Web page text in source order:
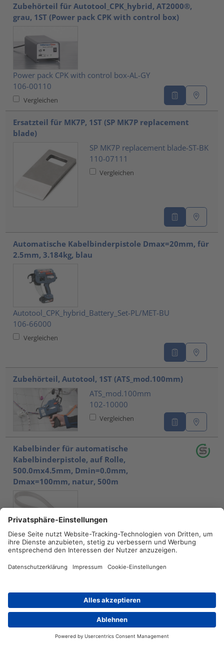
Zubehörteil für Autotool_CPK_hybrid, AT2000®,
grau, 1ST (Power pack CPK with control box)
Power pack CPK with control box-AL-GY
106-00110
Vergleichen
Ersatzteil für MK7P, 1ST (SP MK7P replacement
blade)
SP MK7P replacement blade-ST-BK
110-07111
Vergleichen
Automatische Kabelbinderpistole Dmax=20mm, für
2.5mm, 3.184kg, blau
Autotool_CPK_hybrid_Battery_Set-PL/MET-BU
106-66000
Vergleichen
Zubehörteil, Autotool, 1ST (ATS_mod.100mm)
ATS_mod.100mm
102-10000
Vergleichen
Kabelbinder für automatische
Kabelbinderpistole, auf Rolle,
500.0mx4.5mm, Dmin=0.0mm,
Dmax=100mm, natur, 500m
Strap_Natural_ATS-
PA66HIRHSUV-NA
102-66109
Vergleichen
Zubehörteil, AT2000®, silber, 1ST (Force
measurement device with robot adapter CPK)
Händlersuche Kontakt